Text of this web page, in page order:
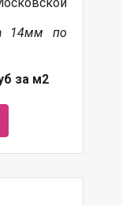
14мм по
за м2